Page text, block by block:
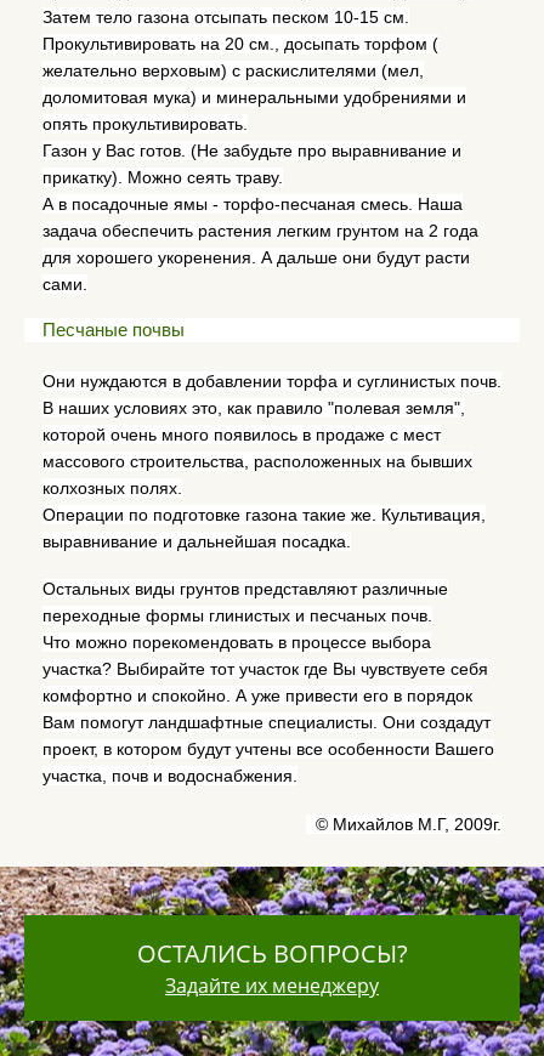
Затем тело газона отсыпать песком 10-15 см.
Прокультивировать на 20 см., досыпать торфом (
желательно верховым) с раскислителями (мел,
доломитовая мука) и минеральными удобрениями и
опять прокультивировать.
Газон у Вас готов. (Не забудьте про выравнивание и
прикатку). Можно сеять траву.
А в посадочные ямы - торфо-песчаная смесь. Наша
задача обеспечить растения легким грунтом на 2 года
для хорошего укоренения. А дальше они будут расти
сами.
Песчаные почвы
Они нуждаются в добавлении торфа и суглинистых почв.
В наших условиях это, как правило "полевая земля",
которой очень много появилось в продаже с мест
массового строительства, расположенных на бывших
колхозных полях.
Операции по подготовке газона такие же. Культивация,
выравнивание и дальнейшая посадка.
Остальных виды грунтов представляют различные
переходные формы глинистых и песчаных почв.
Что можно порекомендовать в процессе выбора
участка? Выбирайте тот участок где Вы чувствуете себя
комфортно и спокойно. А уже привести его в порядок
Вам помогут ландшафтные специалисты. Они создадут
проект, в котором будут учтены все особенности Вашего
участка, почв и водоснабжения.
© Михайлов М.Г, 2009г.
ОСТАЛИСЬ ВОПРОСЫ?
Задайте их менеджеру